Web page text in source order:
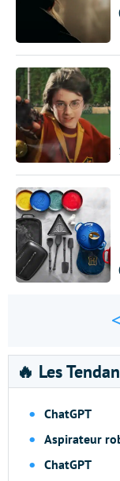
<
🔥 Les
ChatGPT
Aspirateur
ChatGPT